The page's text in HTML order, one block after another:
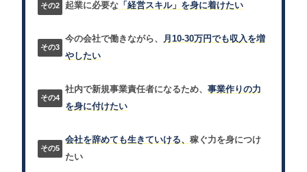
起業に必要な 「経営スキル」を身に着けたい
今の会社で働きながら、
月10-30万円でも収入を増
やしたい
社内で新規事業責任者になるため、事業作りの力
を身に付けたい
会社を辞めても生きていける、稼ぐ力を身につけ
たい